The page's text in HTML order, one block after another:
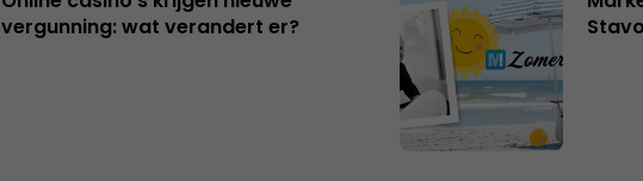
vergunning: wat verandert er?